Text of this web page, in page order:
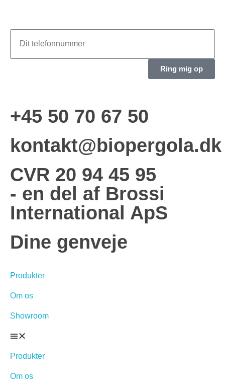
Ring mig op
+45 50 70 67 50
kontakt@biopergola.dk
CVR 20 94 45 95
- en del af Brossi
International ApS
Dine genveje
Produkter
Om os
Showroom
Produkter
Om os